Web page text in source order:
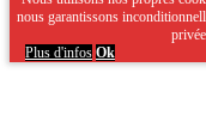
nous garantissons
privée.
Plus d'infos Ok